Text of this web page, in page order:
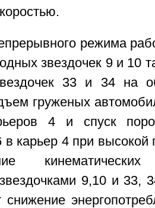
режима
звездочек 9 и 10
33 и 34 на
груженых
4 и спуск
карьер 4 при высокой
9,10 и 33,
снижение